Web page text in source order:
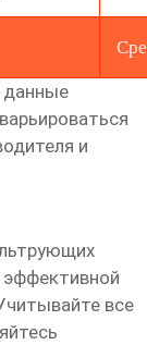
данные
и
эффективной
все